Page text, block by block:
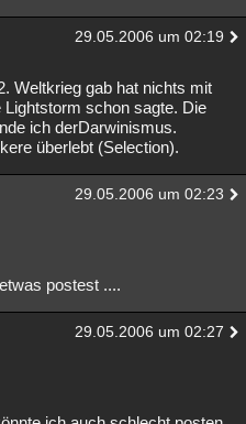
29.05.2006 um 02:19
Weltkrieg gab hat nichts mit
Lightstorm schon sagte. Die
ich derDarwinismus.
überlebt (Selection).
29.05.2006 um 02:23
postest ....
29.05.2006 um 02:27